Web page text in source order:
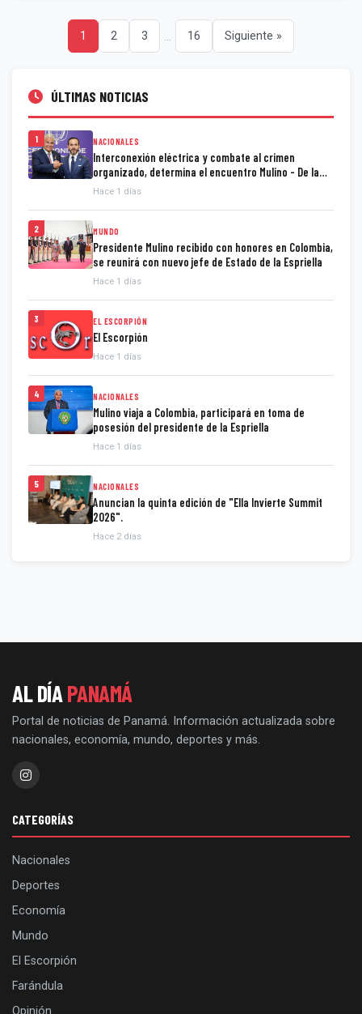
1 2 3 ... 16 Siguiente »
ÚLTIMAS NOTICIAS
1 NACIONALES
Interconexión eléctrica y combate al crimen
organizado, determina el encuentro Mulino - De la
Espriella
Hace 1 días
2 MUNDO
Presidente Mulino recibido con honores en Colombia,
se reunirá con nuevo jefe de Estado de la Espriella
Hace 1 días
3 EL ESCORPIÓN
El Escorpión
Hace 1 días
4 NACIONALES
Mulino viaja a Colombia, participará en toma de
posesión del presidente de la Espriella
Hace 1 días
5 NACIONALES
Anuncian la quinta edición de "Ella Invierte Summit
2026".
Hace 2 días
AL DÍAPANAMÁ
Portal de noticias de Panamá. Información actualizada sobre
nacionales, economía, mundo, deportes y más.
CATEGORÍAS
Nacionales
Deportes
Economía
Mundo
El Escorpión
Farándula
Opinión